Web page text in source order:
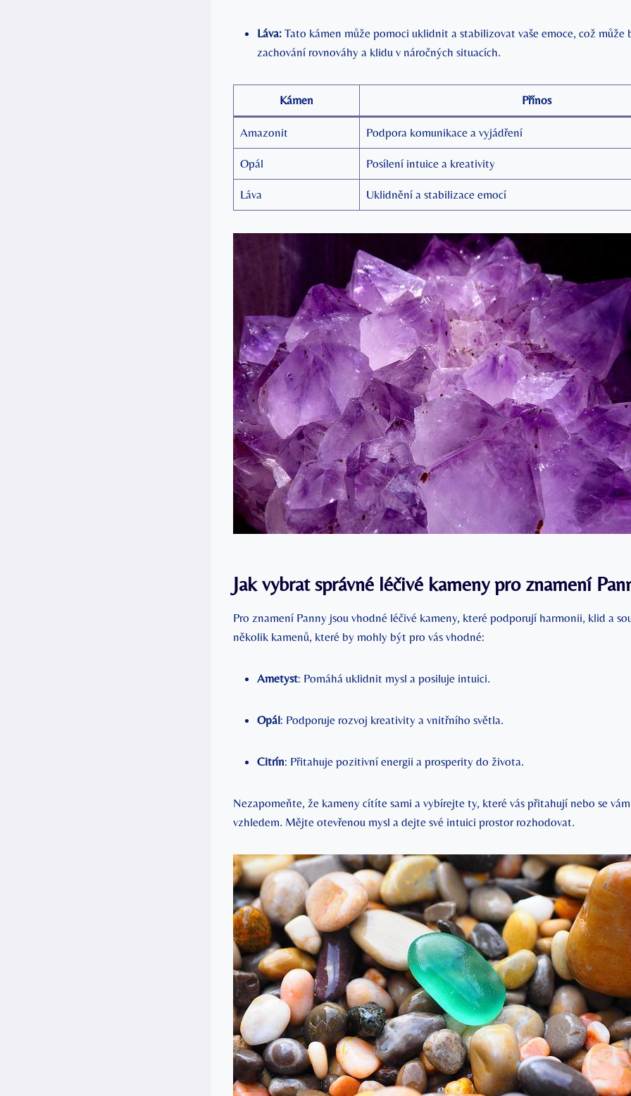
Láva: Tato kámen může pomoci uklidnit a stabilizovat vaše emoce, což může
zachování rovnováhy a klidu v náročných situacích.
Kámen Přínos
Amazonit Podpora komunikace a vyjádření
Opál Posílení intuice a kreativity
Láva Uklidnění a stabilizace emocí
Jak vybrat správné léčivé kameny pro znamení
Pro znamení Panny jsou vhodné léčivé kameny, které podporují harmonii, klid a
několik kamenů, které by mohly být pro vás vhodné:
Ametyst: Pomáhá uklidnit mysl a posiluje intuici.
Opál: Podporuje rozvoj kreativity a vnitřního světla.
Citrín: Přitahuje pozitivní energii a prosperity do života.
Nezapomeňte, že kameny cítíte sami a vybírejte ty, které vás přitahují nebo se
vzhledem. Mějte otevřenou mysl a dejte své intuici prostor rozhodovat.